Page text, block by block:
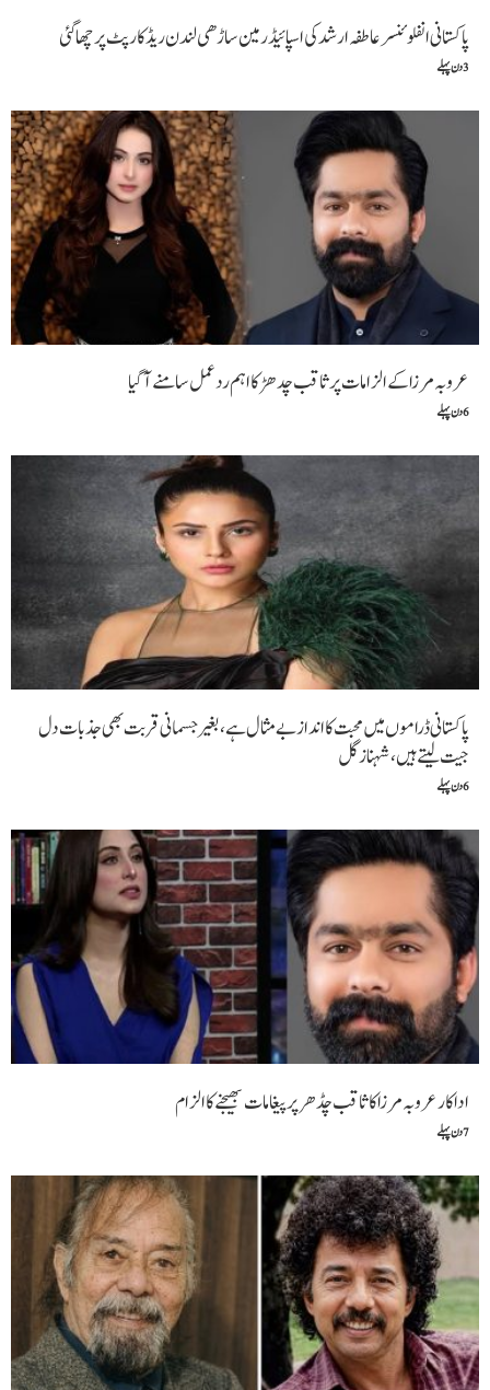
پاکستانی انفلوئنسر عاطفہ ارشد کی اسپائیڈر مین ساڑھی لندن ریڈ کارپٹ پر چھا گئی
3 دن پہلے
عروبہ مرزا کے الزامات پر ثاقب چدھڑ کا اہم ردعمل سامنے آگیا
6 دن پہلے
پاکستانی ڈراموں میں محبت کا انداز بے مثال ہے، بغیر جسمانی قربت بھی جذبات دل
جیت لیتے ہیں،شہناز گل
6 دن پہلے
اداکار عروبہ مرزا کا ثاقب چڈھر پر پیغامات بھیجنے کا الزام
7 دن پہلے